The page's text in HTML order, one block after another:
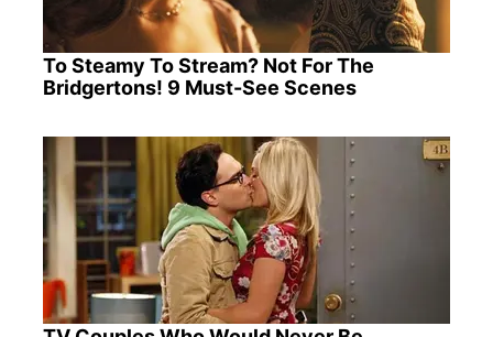
To Steamy To Stream? Not For The
Bridgertons! 9 Must-See Scenes